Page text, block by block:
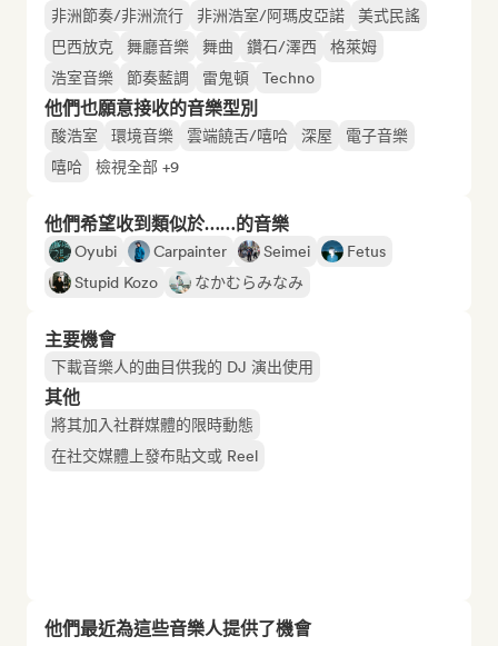
非洲節奏/非洲流行 非洲浩室/阿瑪皮亞諾
美式民謠
巴西放克
舞廳音樂 舞曲 鑽石/澤西
格萊姆
浩室音樂
節奏藍調 雷鬼頓 Techno
他們也願意接收的音樂型別
酸浩室 環境音樂 雲端饒舌/嘻哈 深屋
電子音樂
嘻哈
檢視全部 +9
他們希望收到類似於……的音樂
Oyubi Carpainter Seimei
Fetus
Stupid Kozo
なかむらみなみ
主要機會
下載音樂人的曲目供我的 DJ 演出使用
其他
將其加入社群媒體的限時動態
在社交媒體上發布貼文或 Reel
他們最近為這些音樂人提供了機會